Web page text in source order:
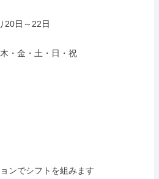
20日～22日
・金・土・日・祝
ンでシフトを組みます